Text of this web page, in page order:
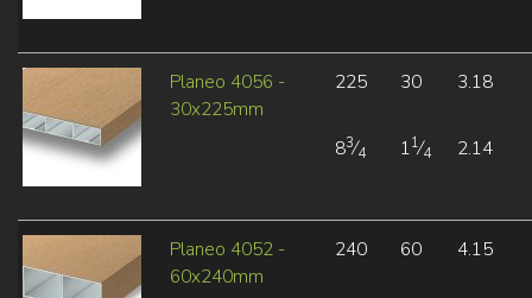
Planeo 4056 -
30x225mm
225
83⁄4
30
11⁄4
3.18
2.14
Planeo 4052 -
60x240mm
240 60 4.15